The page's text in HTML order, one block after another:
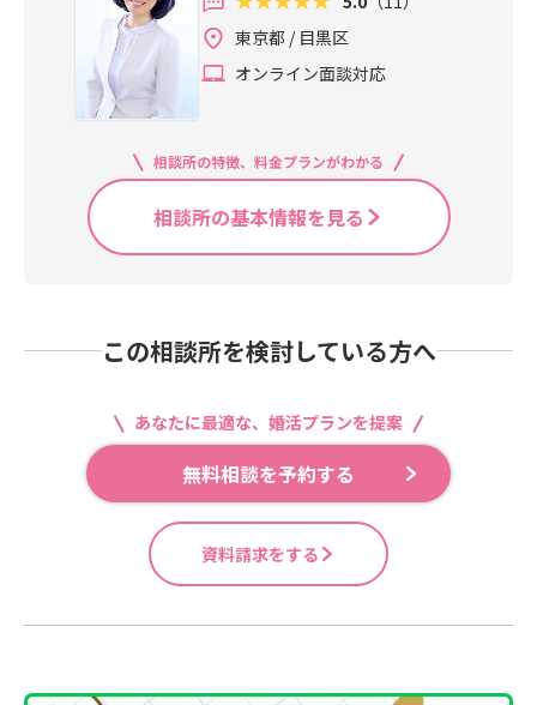
東京都 / 目黒区
オンライン面談対応
相談所の特徴、料金プランがわかる
相談所の基本情報を見る
この相談所を検討している方へ
あなたに最適な、婚活プランを提案
無料相談を予約する
資料請求をする